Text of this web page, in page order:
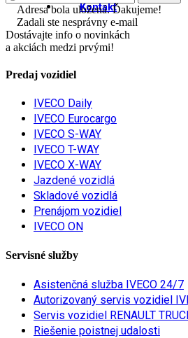
Kontakt
Adresa bola uložená. Ďakujeme!
Zadali ste nesprávny e-mail
Dostávajte info o novinkách
a akciách medzi prvými!
Predaj vozidiel
IVECO Daily
IVECO Eurocargo
IVECO S-WAY
IVECO T-WAY
IVECO X-WAY
Jazdené vozidlá
Skladové vozidlá
Prenájom vozidiel
IVECO ON
Servisné služby
Asistenčná služba IVECO 24/7
Autorizovaný servis vozidiel
Servis vozidiel RENAULT
Riešenie poistnej udalosti